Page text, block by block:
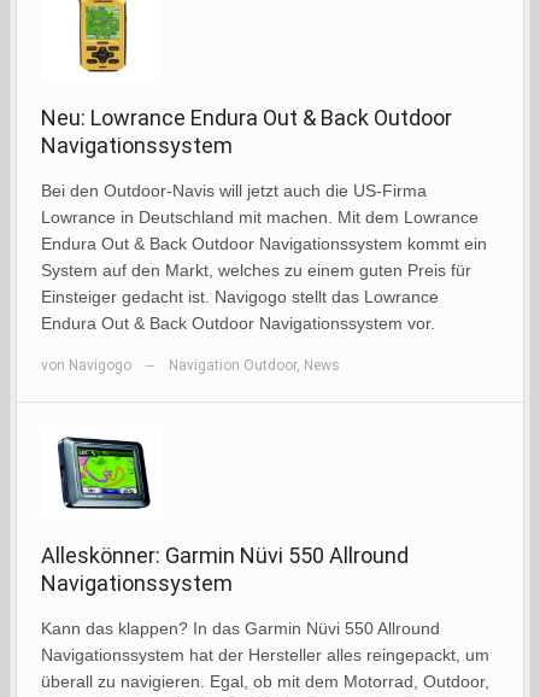
Neu: Lowrance Endura Out & Back Outdoor
Navigationssystem
Bei den Outdoor-Navis will jetzt auch die US-Firma
Lowrance in Deutschland mit machen. Mit dem Lowrance
Endura Out & Back Outdoor Navigationssystem kommt ein
System auf den Markt, welches zu einem guten Preis für
Einsteiger gedacht ist. Navigogo stellt das Lowrance
Endura Out & Back Outdoor Navigationssystem vor.
von Navigogo — Navigation Outdoor, News
Alleskönner: Garmin Nüvi 550 Allround
Navigationssystem
Kann das klappen? In das Garmin Nüvi 550 Allround
Navigationssystem hat der Hersteller alles reingepackt, um
überall zu navigieren. Egal, ob mit dem Motorrad, Outdoor,